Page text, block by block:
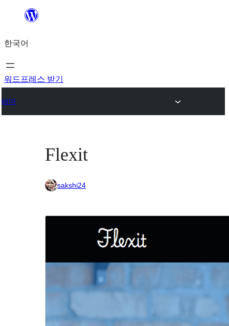
츠
로
바
가
한국어
워드프레스 받기
테마
Flexit
sakshi24